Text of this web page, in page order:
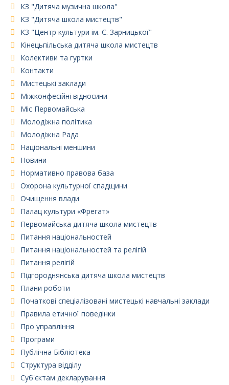
КЗ "Дитяча музична школа"
КЗ "Дитяча школа мистецтв"
КЗ "Центр культури ім. Є. Зарницької"
Кінецьпільська дитяча школа мистецтв
Колективи та гуртки
Контакти
Мистецькі заклади
Міжконфесійні відносини
Міс Первомайська
Молодіжна політика
Молодіжна Рада
Національні меншини
Новини
Нормативно правова база
Охорона культурної спадщини
Очищення влади
Палац культури «Фрегат»
Первомайська дитяча школа мистецтв
Питання національностей
Питання національностей та релігій
Питання релігій
Підгороднянська дитяча школа мистецтв
Плани роботи
Початкові спеціалізовані мистецькі навчальні заклади
Правила етичної поведінки
Про управління
Програми
Публічна Бібліотека
Структура відділу
Суб'єктам декларування